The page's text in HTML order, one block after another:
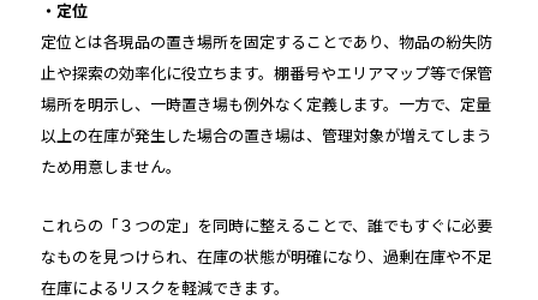
・定位
定位とは各現品の置き場所を固定することであり、物品の紛失防
止や探索の効率化に役立ちます。棚番号やエリアマップ等で保管
場所を明示し、一時置き場も例外なく定義します。一方で、定量
以上の在庫が発生した場合の置き場は、管理対象が増えてしまう
ため用意しません。
これらの「３つの定」を同時に整えることで、誰でもすぐに必要
なものを見つけられ、在庫の状態が明確になり、過剰在庫や不足
在庫によるリスクを軽減できます。